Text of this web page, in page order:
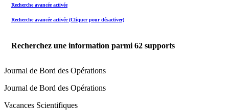
Recherche avancée activée
Recherche avancée activée (Cliquer pour désactiver)
Recherchez une information parmi 62 supports
Journal de Bord des Opérations
Journal de Bord des Opérations
Vacances Scientifiques